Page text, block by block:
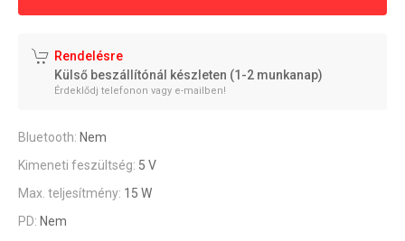
Rendelésre
Külső beszállítónál készleten (1-2 munkanap)
Érdeklődj telefonon vagy e-mailben!
Bluetooth: Nem
Kimeneti feszültség: 5 V
Max. teljesítmény: 15 W
PD: Nem